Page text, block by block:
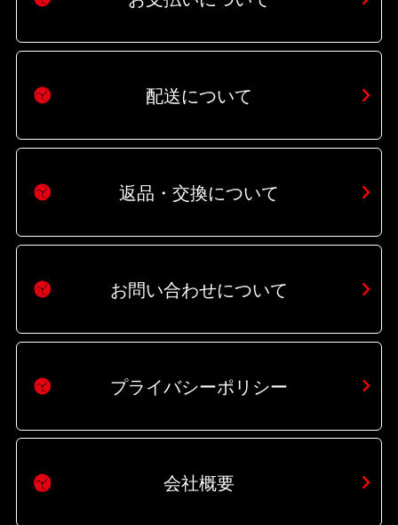
配送について
返品・交換について
お問い合わせについて
プライバシーポリシー
会社概要